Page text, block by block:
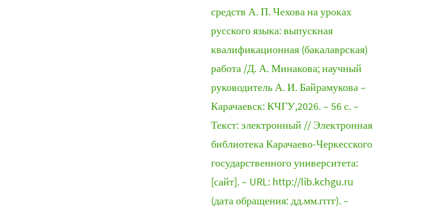
средств А. П. Чехова на уроках
русского языка: выпускная
квалификационная (бакалаврская)
работа /Д. А. Минакова; научный
руководитель А. И. Байрамукова –
Карачаевск: КЧГУ,2026. – 56 с. –
Текст: электронный // Электронная
библиотека Карачаево-Черкесского
государственного университета:
[сайт]. – URL: http://lib.kchgu.ru
(дата обращения: дд.мм.гггг). –